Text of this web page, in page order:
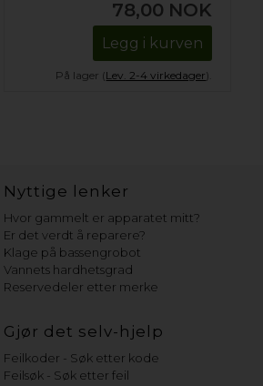
78,00 NOK
Legg i kurven
På lager (Lev. 2-4 virkedager).
Nyttige lenker
Hvor gammelt er apparatet mitt?
Er det verdt å reparere?
Klage på bassengrobot
Vannets hardhetsgrad
Reservedeler etter merke
Gjør det selv-hjelp
Feilkoder - Søk etter kode
Feilsøk - Søk etter feil